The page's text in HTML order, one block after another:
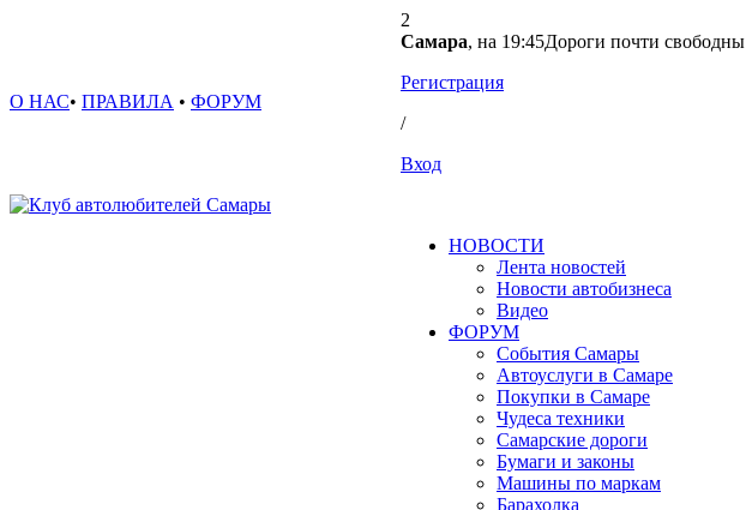
О НАС• ПРАВИЛА • ФОРУМ
2
Самара, на 19:45Дороги почти свободны
Регистрация
/
Вход
НОВОСТИ
Лента новостей
Новости автобизнеса
Видео
ФОРУМ
События Самары
Автоуслуги в Самаре
Покупки в Самаре
Чудеса техники
Самарские дороги
Бумаги и законы
Машины по маркам
Барахолка